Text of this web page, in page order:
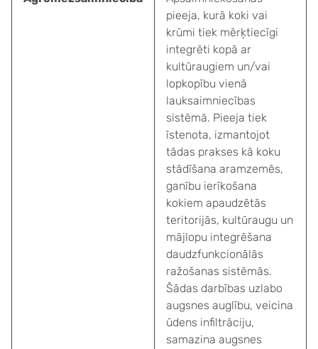
pieeja, kurā koki vai
krūmi tiek mērķtiecīgi
integrēti kopā ar
kultūraugiem un/vai
lopkopību vienā
lauksaimniecības
sistēmā. Pieeja tiek
īstenota, izmantojot
tādas prakses kā koku
stādīšana aramzemēs,
ganību ierīkošana
kokiem apaudzētās
teritorijās, kultūraugu un
mājlopu integrēšana
daudzfunkcionālās
ražošanas sistēmās.
Šādas darbības uzlabo
augsnes auglību, veicina
ūdens infiltrāciju,
samazina augsnes